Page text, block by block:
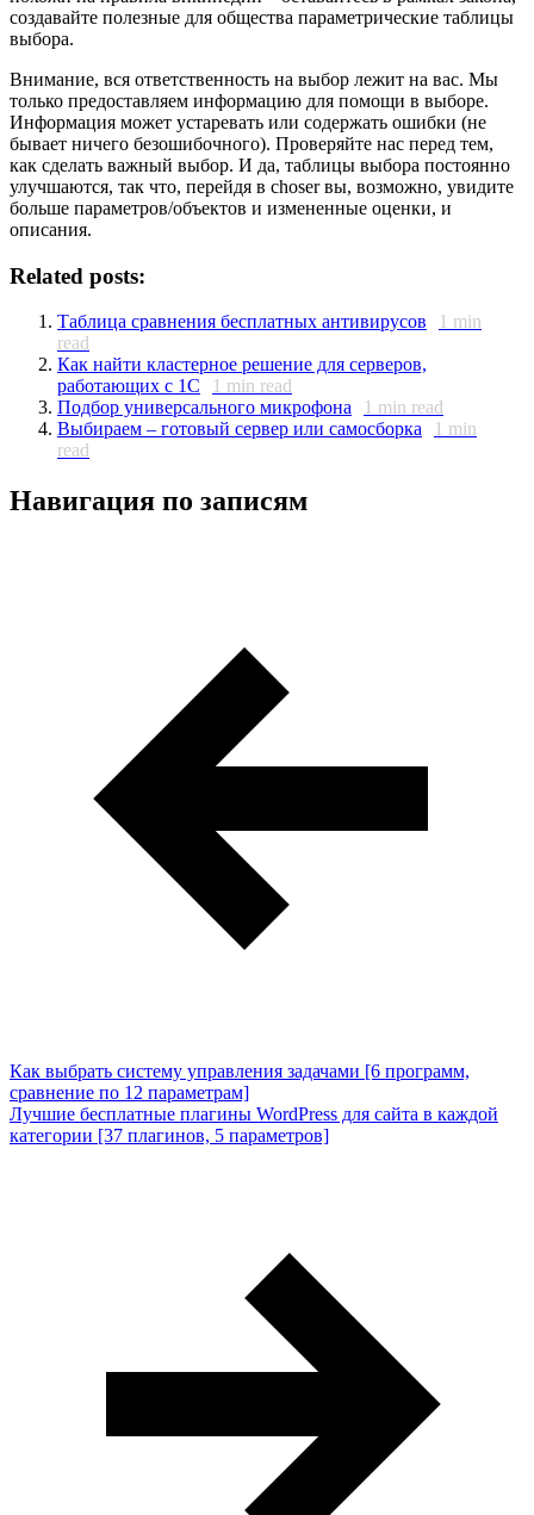
создавайте полезные для общества параметрические таблицы
выбора.
Внимание, вся ответственность на выбор лежит на вас. Мы
только предоставляем информацию для помощи в выборе.
Информация может устаревать или содержать ошибки (не
бывает ничего безошибочного). Проверяйте нас перед тем,
как сделать важный выбор. И да, таблицы выбора постоянно
улучшаются, так что, перейдя в choser вы, возможно, увидите
больше параметров/объектов и измененные оценки, и
описания.
Related posts:
Таблица сравнения бесплатных антивирусов 1 min
read
Как найти кластерное решение для серверов,
работающих с 1С
1 min read
Подбор универсального микрофона
1 min read
Выбираем – готовый сервер или самосборка
1 min
read
Навигация по записям
Как выбрать систему управления задачами [6 программ,
сравнение по 12 параметрам]
Лучшие бесплатные плагины WordPress для сайта в каждой
категории [37 плагинов, 5 параметров]